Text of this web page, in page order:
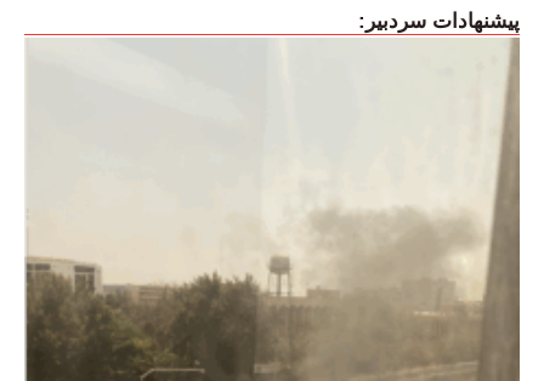
پیشنهادات سردبیر: